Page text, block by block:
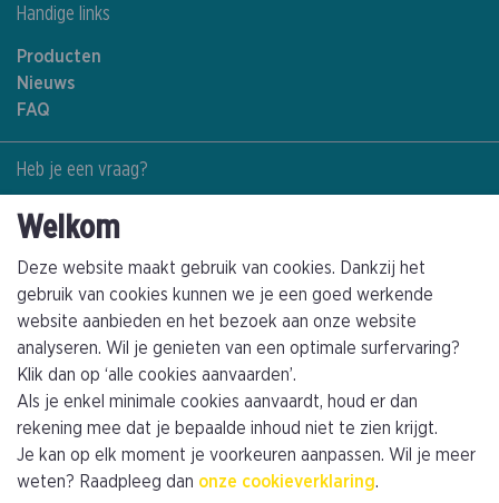
Handige links
Producten
Nieuws
FAQ
Heb je een vraag?
Contacteer ons
+32(0)89463794
info@kathagen.be
Vestiging
Kathagen N.V.
Toekomststraat 4
B-3960 Bree (Limburg)
Plan je route
Welkom
Deze website maakt gebruik van cookies. Dankzij het
gebruik van cookies kunnen we je een goed werkende
website aanbieden en het bezoek aan onze website
analyseren. Wil je genieten van een optimale surfervaring?
Klik dan op ‘alle cookies aanvaarden’.
Als je enkel minimale cookies aanvaardt, houd er dan
rekening mee dat je bepaalde inhoud niet te zien krijgt.
Je kan op elk moment je voorkeuren aanpassen. Wil je meer
weten? Raadpleeg dan onze cookieverklaring.